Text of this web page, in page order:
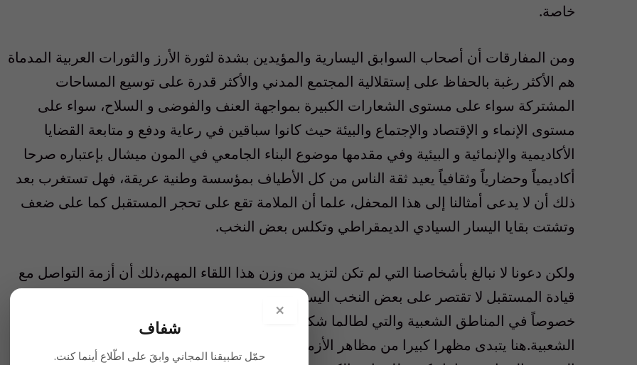
خاصة.
ومن المفارقات أن أصحاب السوابق اليسارية والمؤيدين بشدة لثورة الأرز والثورات العربية المدماة
هم الأكثر رغبة بالحفاظ على إستقلالية المجتمع المدني والأكثر قدرة على توسيع المساحات
المشتركة سواء على مستوى الشعارات الكبيرة بمواجهة العنف والفوضى و السلاح، سواء على
مستوى الإنماء و الإقتصاد والإجتماع والبيئة حيث كانوا سباقين في رعاية ودفع و متابعة القضايا
الأكاديمية والإنمائية و البيئية وفي مقدمها موضوع البناء الجامعي في المون ميشال بإعتباره صرحا
أكاديمياً وحضارياً وثقافياً يعيد ثقة الناس من كل الأطياف بمؤسسة وطنية عريقة، فهل تستغرب بعد
ذلك أن لا يدعى أمثالنا إلى هذا المحفل، علما أن الملامة تقع على تحجر المستقبل كما على ضعف
وتشتت بقايا اليسار السيادي الديمقراطي وتكلس بعض النخب.
ولكن دعونا لا نبالغ بأشخاصنا التي لم تكن لتزيد من وزن هذا اللقاء المهم،ذلك أن أزمة التواصل مع
قيادة المستقبل لا تقتصر على بعض النخب اليسارية وغيرها بل تطال المجتمع الطرابلسي العريض،
خصوصاً في المناطق الشعبية والتي لطالما شكلت خزان 14 آذار و عامل التوازن مع كتل حزب الله
الشعبية.هنا يتبدى مظهرا كبيرا من مظاهر الأزمة والتي نأمل أن يشكل ظهور قياديين جدد على
×
شفاف
حمّل تطبيقنا المجاني وابقَ على اطّلاع أينما كنت.